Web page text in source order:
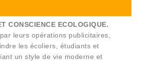
CONSCIENCE ECOLOGIQUE.
leurs opérations publicitaires,
les écoliers, étudiants et
un style de vie moderne et